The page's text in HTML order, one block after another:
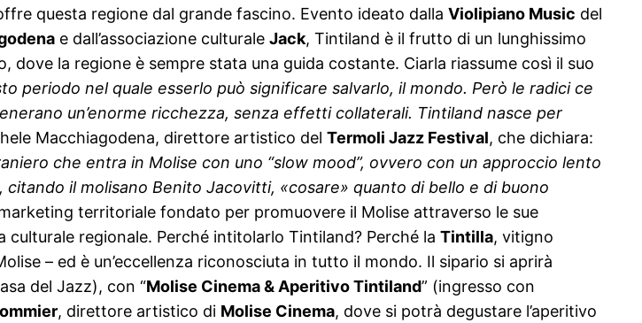
questa regione dal grande fascino. Evento ideato dalla Violipiano Music del
e dall’associazione culturale Jack, Tintiland è il frutto di un lunghissimo
dove la regione è sempre stata una guida costante. Ciarla riassume così il suo
periodo nel quale esserlo può significare salvarlo, il mondo. Però le radici ce
un’enorme ricchezza, senza effetti collaterali. Tintiland nasce per
Macchiagodena, direttore artistico del Termoli Jazz Festival, che dichiara:
che entra in Molise con uno “slow mood”, ovvero con un approccio lento
il molisano Benito Jacovitti, «cosare» quanto di bello e di buono
territoriale fondato per promuovere il Molise attraverso le sue
regionale. Perché intitolarlo Tintiland? Perché la Tintilla, vitigno
– ed è un’eccellenza riconosciuta in tutto il mondo. Il sipario si aprirà
del Jazz), con “Molise Cinema & Aperitivo Tintiland” (ingresso con
, direttore artistico di Molise Cinema, dove si potrà degustare l’aperitivo